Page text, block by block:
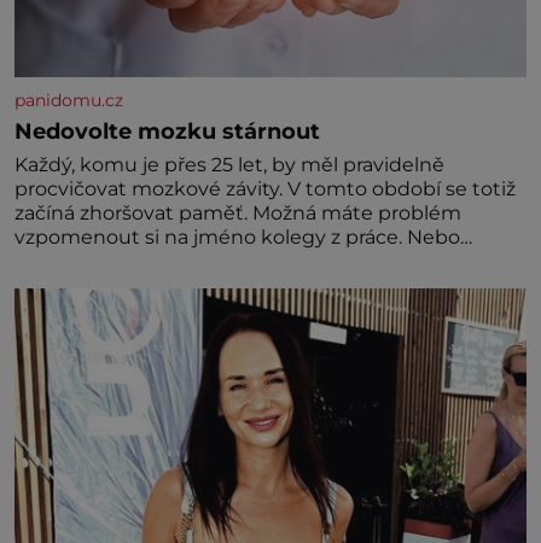
panidomu.cz
Nedovolte mozku stárnout
Každý, komu je přes 25 let, by měl pravidelně
procvičovat mozkové závity. V tomto období se totiž
začíná zhoršovat paměť. Možná máte problém
vzpomenout si na jméno kolegy z práce. Nebo
nedávno přečetli. Je to opravdu tak, s věkem jako
kdyby se paměť rozhodla stávkovat. Cvičte